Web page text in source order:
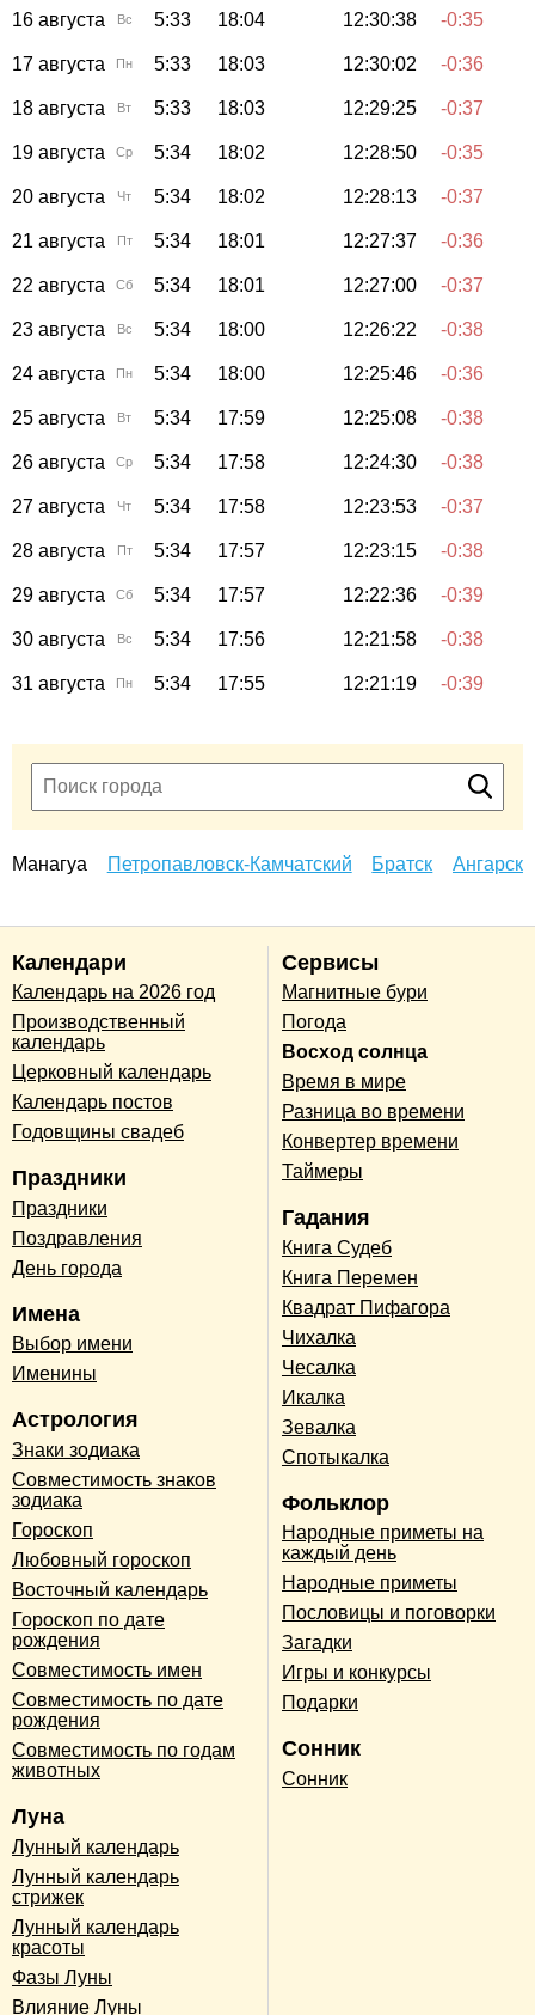
16 августа Вс 5:33 18:04 12:30:38 -0:35
17 августа Пн 5:33 18:03 12:30:02 -0:36
18 августа Вт 5:33 18:03 12:29:25 -0:37
19 августа Ср 5:34 18:02 12:28:50 -0:35
20 августа Чт 5:34 18:02 12:28:13 -0:37
21 августа Пт 5:34 18:01 12:27:37 -0:36
22 августа Сб 5:34 18:01 12:27:00 -0:37
23 августа Вс 5:34 18:00 12:26:22 -0:38
24 августа Пн 5:34 18:00 12:25:46 -0:36
25 августа Вт 5:34 17:59 12:25:08 -0:38
26 августа Ср 5:34 17:58 12:24:30 -0:38
27 августа Чт 5:34 17:58 12:23:53 -0:37
28 августа Пт 5:34 17:57 12:23:15 -0:38
29 августа Сб 5:34 17:57 12:22:36 -0:39
30 августа Вс 5:34 17:56 12:21:58 -0:38
31 августа Пн 5:34 17:55 12:21:19 -0:39
Манагуа Петропавловск-Камчатский Братск Ангарск
Календари
Календарь на 2026 год
Производственный
календарь
Церковный календарь
Календарь постов
Годовщины свадеб
Праздники
Праздники
Поздравления
День города
Имена
Выбор имени
Именины
Астрология
Знаки зодиака
Совместимость знаков
зодиака
Гороскоп
Любовный гороскоп
Восточный календарь
Гороскоп по дате
рождения
Совместимость имен
Совместимость по дате
рождения
Совместимость по годам
животных
Луна
Лунный календарь
Лунный календарь
стрижек
Лунный календарь
красоты
Фазы Луны
Влияние Луны
Сервисы
Магнитные бури
Погода
Восход солнца
Время в мире
Разница во времени
Конвертер времени
Таймеры
Гадания
Книга Судеб
Книга Перемен
Квадрат Пифагора
Чихалка
Чесалка
Икалка
Зевалка
Спотыкалка
Фольклор
Народные приметы на
каждый день
Народные приметы
Пословицы и поговорки
Загадки
Игры и конкурсы
Подарки
Сонник
Сонник